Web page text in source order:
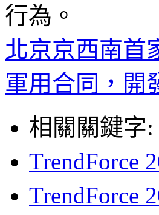
行為。
北京京西南首
軍用合同，開
相關關鍵字:
TrendForce
TrendForce